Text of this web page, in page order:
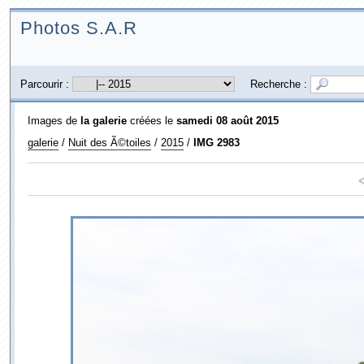
Photos S.A.R
Parcourir : Recherche :
Images de la galeriecréées le samedi 08 août 2015
galerie/ Nuit des Ã©toiles / 2015/ IMG 2983